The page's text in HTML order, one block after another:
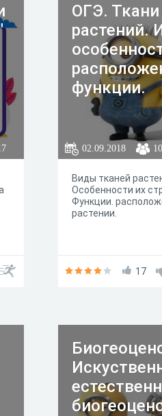
ОГЭ. Ткани
растений.
функции.
02.09.2018
Виды тканей
Особенности их
Функции.
растении.
17